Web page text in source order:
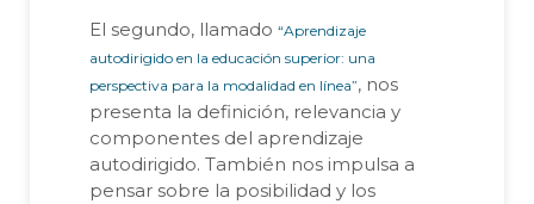
El segundo, llamado “Aprendizaje
autodirigido en la educación superior: una
perspectiva para la modalidad en línea”, nos
presenta la definición, relevancia y
componentes del aprendizaje
autodirigido. También nos impulsa a
pensar sobre la posibilidad y los